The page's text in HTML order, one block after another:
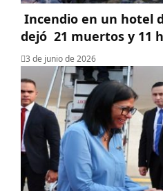
Incendio en un hotel
dejó 21 muertos y 11
3 de junio de 2026